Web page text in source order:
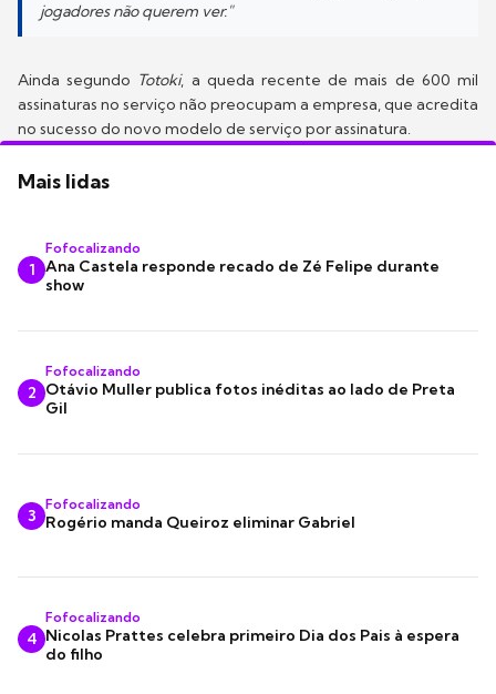
jogadores não querem ver."
Ainda segundo Totoki, a queda recente de mais de 600 mil
assinaturas no serviço não preocupam a empresa, que acredita
no sucesso do novo modelo de serviço por assinatura.
Mais lidas
1
Fofocalizando
Ana Castela responde recado de Zé Felipe durante
show
2
Fofocalizando
Otávio Muller publica fotos inéditas ao lado de Preta
Gil
3
Fofocalizando
Rogério manda Queiroz eliminar Gabriel
4
Fofocalizando
Nicolas Prattes celebra primeiro Dia dos Pais à espera
do filho